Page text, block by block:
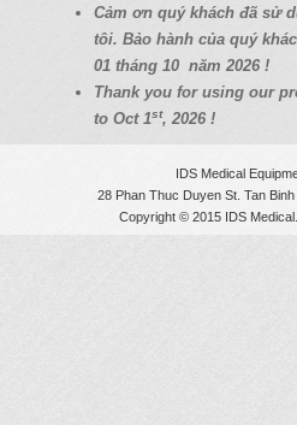
Cảmơn quý khách đã sử d
tôi. Bảo hành của quý
01tháng 10 năm 2026 !
Thank you for using our
to Oct 1st, 2026 !
IDS Medical
28 Phan Thuc Duyen St. Tan
Copyright © 2015 IDS